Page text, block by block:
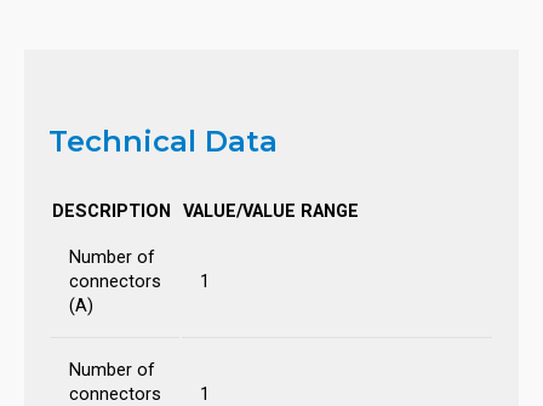
Technical Data
DESCRIPTION VALUE/VALUE RANGE
Number of
connectors
(A)
1
Number of
connectors
1